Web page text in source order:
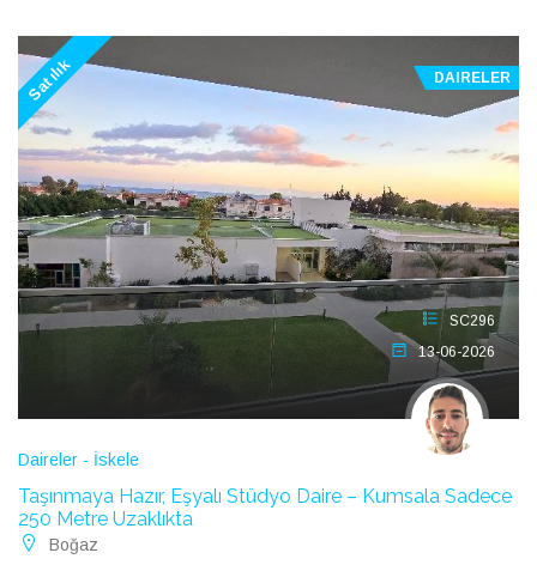
Satılık DAIRELER
SC296
13-06-2026
Daireler - İskele
Taşınmaya Hazır, Eşyalı Stüdyo Daire – Kumsala Sadece
250 Metre Uzaklıkta
Boğaz